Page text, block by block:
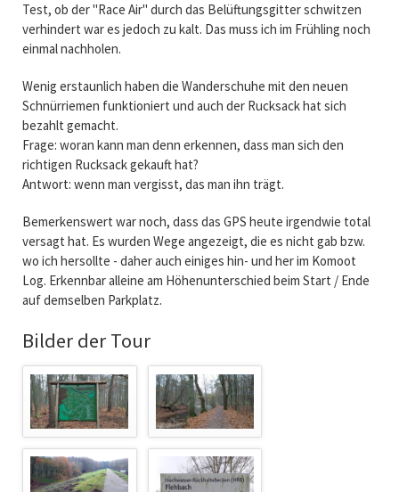
Test, ob der "Race Air" durch das Belüftungsgitter schwitzen
verhindert war es jedoch zu kalt. Das muss ich im Frühling noch
einmal nachholen.
Wenig erstaunlich haben die Wanderschuhe mit den neuen
Schnürriemen funktioniert und auch der Rucksack hat sich
bezahlt gemacht.
Frage: woran kann man denn erkennen, dass man sich den
richtigen Rucksack gekauft hat?
Antwort: wenn man vergisst, das man ihn trägt.
Bemerkenswert war noch, dass das GPS heute irgendwie total
versagt hat. Es wurden Wege angezeigt, die es nicht gab bzw.
wo ich hersollte - daher auch einiges hin- und her im Komoot
Log. Erkennbar alleine am Höhenunterschied beim Start / Ende
auf demselben Parkplatz.
Bilder der Tour